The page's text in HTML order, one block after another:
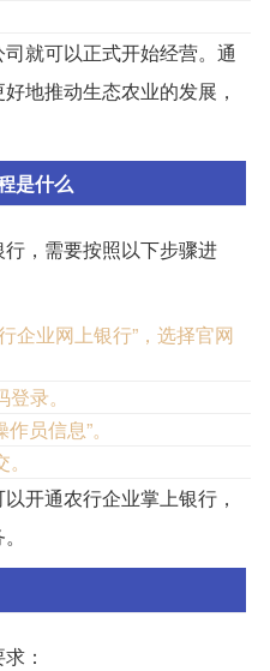
就可以正式开始经营。通
地推动生态农业的发展，
是什么
，需要按照以下步骤进
企业网上银行”，选择官网
录。
员信息”。
开通农行企业掌上银行，
：